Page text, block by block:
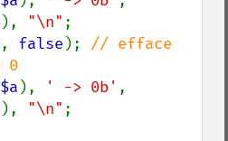
), "\n"
, false ); // efface
$a ), ' -> 0b'
), "\n"